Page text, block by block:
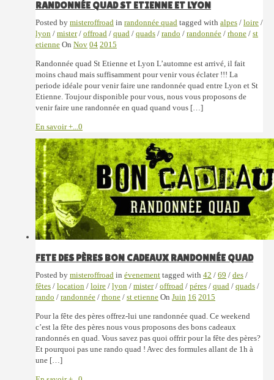
RANDONNÉE QUAD ST ETIENNE ET LYON
Posted by misteroffroad in randonnée quad tagged with alpes / loire /
lyon / mister/ offroad / quad / quads / rando / randonnée / rhone / st
etienne On Nov 04 2015
Randonnée quad St Etienne et Lyon L’automne est arrivé, il fait
moins chaud mais suffisamment pour venir vous éclater !!! La
periode idéale pour venir faire une randonnée quad entre Lyon et St
Etienne. Toujour disponible pour vous, nous vous proposons de
venir faire une randonnée en quad quand vous […]
En savoir +...0
FETE DES PÈRES BON CADEAUX RANDONNÉE QUAD
Posted by misteroffroad in évenement tagged with 42 / 69 / des /
fêtes / location / loire / lyon / mister/ offroad / péres / quad / quads /
rando / randonnée / rhone / st etienne On Juin 16 2015
Pour la fête des pères offrez-lui une randonnée quad. Ce weekend
c’est la fête des pères nous vous proposons des bons cadeaux
randonnés en quad. Vous savez pas quoi offrir pour la fête des pères?
Et pourquoi pas une rando quad ! Avec des formules allant de 1h à
une […]